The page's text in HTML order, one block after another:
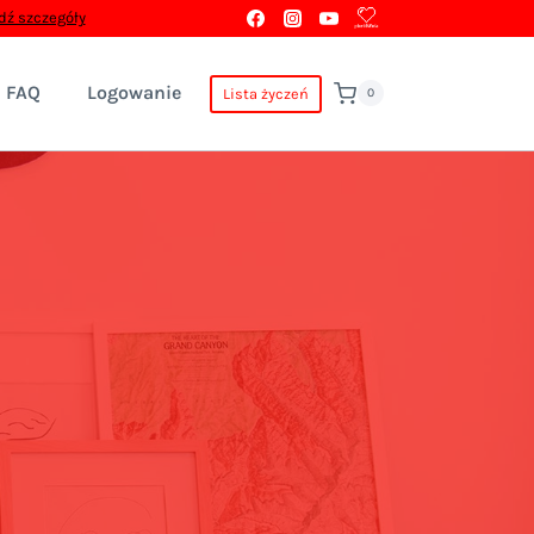
szczegóły
FAQ Logowanie Lista życzeń 0